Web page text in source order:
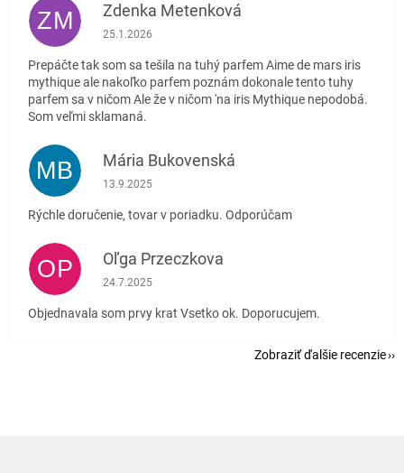
ZM Zdenka Metenková
Hodnotenie obchodu je 1 z 5 hviezdičiek.
25.1.2026
Prepáčte tak som sa tešila na tuhý parfem Aime de mars iris
mythique ale nakoľko parfem poznám dokonale tento tuhy
parfem sa v ničom Ale že v ničom 'na iris Mythique nepodobá.
Som veľmi sklamaná.
MB Mária Bukovenská
Hodnotenie obchodu je 5 z 5 hviezdičiek.
13.9.2025
Rýchle doručenie, tovar v poriadku. Odporúčam
OP Oľga Przeczkova
Hodnotenie obchodu je 5 z 5 hviezdičiek.
24.7.2025
Objednavala som prvy krat Vsetko ok. Doporucujem.
Zobraziť ďalšie recenzie